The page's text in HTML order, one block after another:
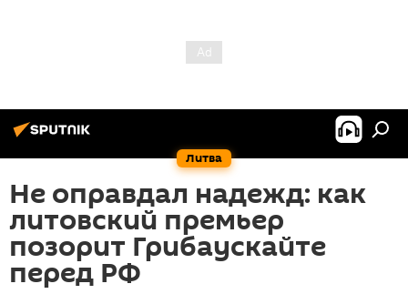
Литва
Не оправдал надежд: как
литовский премьер
позорит Грибаускайте
перед РФ